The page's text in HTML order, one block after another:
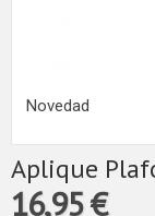
Novedad
Aplique
16,95 €